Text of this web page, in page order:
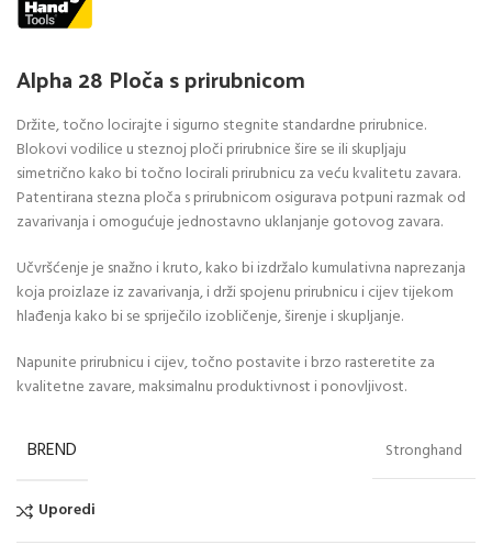
Alpha 28 Ploča s prirubnicom
Držite, točno locirajte i sigurno stegnite standardne prirubnice.
Blokovi vodilice u steznoj ploči prirubnice šire se ili skupljaju
simetrično kako bi točno locirali prirubnicu za veću kvalitetu zavara.
Patentirana stezna ploča s prirubnicom osigurava potpuni razmak od
zavarivanja i omogućuje jednostavno uklanjanje gotovog zavara.
Učvršćenje je snažno i kruto, kako bi izdržalo kumulativna naprezanja
koja proizlaze iz zavarivanja, i drži spojenu prirubnicu i cijev tijekom
hlađenja kako bi se spriječilo izobličenje, širenje i skupljanje.
Napunite prirubnicu i cijev, točno postavite i brzo rasteretite za
kvalitetne zavare, maksimalnu produktivnost i ponovljivost.
BREND Stronghand
Uporedi